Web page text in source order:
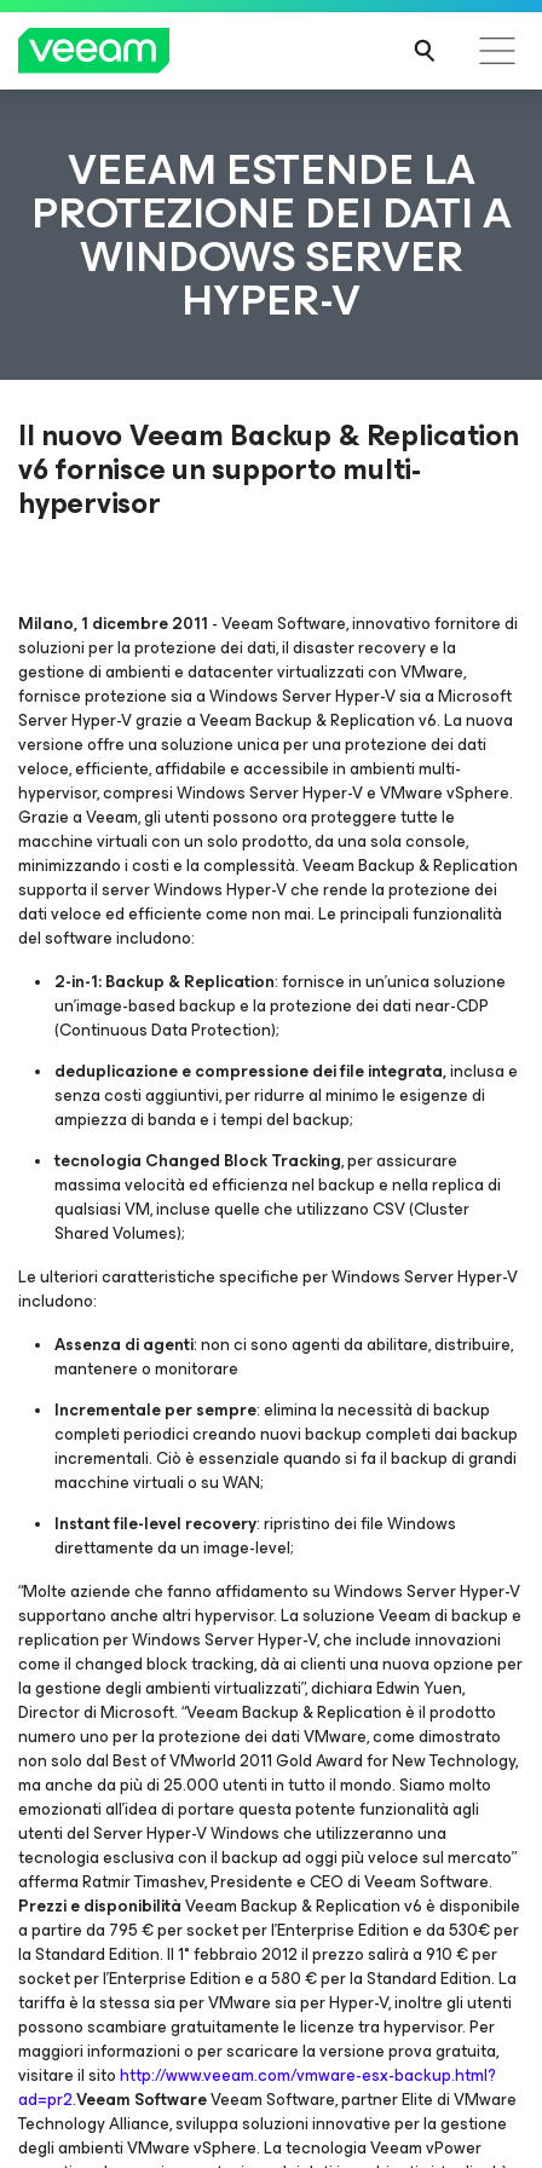
Linee guida di Veeam per i clienti interessati
dall'aggiornamento dei contenuti di CrowdStrike
PER
VEEAM ESTENDE LA
PROTEZIONE DEI DATI A
WINDOWS SERVER
HYPER-V
Il nuovo Veeam Backup & Replication
v6 fornisce un supporto multi-
hypervisor
Milano, 1 dicembre 2011 - Veeam Software, innovativo fornitore di
soluzioni per la protezione dei dati, il disaster recovery e la
gestione di ambienti e datacenter virtualizzati con VMware,
fornisce protezione sia a Windows Server Hyper-V sia a Microsoft
Server Hyper-V grazie a Veeam Backup & Replication v6. La nuova
versione offre una soluzione unica per una protezione dei dati
veloce, efficiente, affidabile e accessibile in ambienti multi-
hypervisor, compresi Windows Server Hyper-V e VMware vSphere.
Grazie a Veeam, gli utenti possono ora proteggere tutte le
macchine virtuali con un solo prodotto, da una sola console,
minimizzando i costi e la complessità. Veeam Backup & Replication
supporta il server Windows Hyper-V che rende la protezione dei
dati veloce ed efficiente come non mai. Le principali funzionalità
del software includono:
2-in-1: Backup & Replication: fornisce in un’unica soluzione
un’image-based backup e la protezione dei dati near-CDP
(Continuous Data Protection);
deduplicazione e compressione dei file integrata,inclusa e
senza costi aggiuntivi, per ridurre al minimo le esigenze di
ampiezza di banda e i tempi del backup;
tecnologia Changed Block Tracking, per assicurare
massima velocità ed efficienza nel backup e nella replica di
qualsiasi VM, incluse quelle che utilizzano CSV (Cluster
Shared Volumes);
Le ulteriori caratteristiche specifiche per Windows Server Hyper-V
includono:
Assenza di agenti: non ci sono agenti da abilitare, distribuire,
mantenere o monitorare
Incrementale per sempre: elimina la necessità di backup
completi periodici creando nuovi backup completi dai backup
incrementali. Ciò è essenziale quando si fa il backup di grandi
macchine virtuali o su WAN;
Instant file-level recovery: ripristino dei file Windows
direttamente da un image-level;
“Molte aziende che fanno affidamento su Windows Server Hyper-V
supportano anche altri hypervisor. La soluzione Veeam di backup e
replication per Windows Server Hyper-V, che include innovazioni
come il changed block tracking, dà ai clienti una nuova opzione per
la gestione degli ambienti virtualizzati”, dichiara Edwin Yuen,
Director di Microsoft. “Veeam Backup & Replication è il prodotto
numero uno per la protezione dei dati VMware, come dimostrato
non solo dal Best of VMworld 2011 Gold Award for New Technology,
ma anche da più di 25.000 utenti in tutto il mondo. Siamo molto
emozionati all’idea di portare questa potente funzionalità agli
utenti del Server Hyper-V Windows che utilizzeranno una
tecnologia esclusiva con il backup ad oggi più veloce sul mercato”
afferma Ratmir Timashev, Presidente e CEO di Veeam Software.
Prezzi e disponibilitàVeeam Backup & Replication v6 è disponibile
a partire da 795 € per socket per l’Enterprise Edition e da 530€ per
la Standard Edition. Il 1° febbraio 2012 il prezzo salirà a 910 € per
socket per l’Enterprise Edition e a 580 € per la Standard Edition. La
tariffa è la stessa sia per VMware sia per Hyper-V, inoltre gli utenti
possono scambiare gratuitamente le licenze tra hypervisor. Per
maggiori informazioni o per scaricare la versione prova gratuita,
visitare il sitohttp://www.veeam.com/vmware-esx-backup.html?
ad=pr2.Veeam SoftwareVeeam Software, partner Elite di VMware
Technology Alliance, sviluppa soluzioni innovative per la gestione
degli ambienti VMware vSphere. La tecnologia Veeam vPower